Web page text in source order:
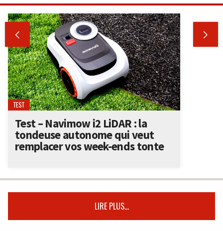
 
TEST
Test – Navimow i2 LiDAR : la
tondeuse autonome qui veut
remplacer vos week-ends tonte
LIRE PLUS...